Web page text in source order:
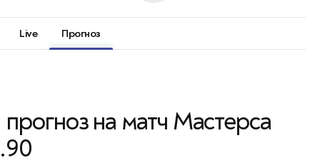
Live Прогноз
прогноз на матч Мастерса